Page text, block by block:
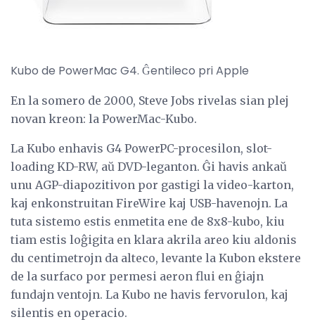
Kubo de PowerMac G4. Ĝentileco pri Apple
En la somero de 2000, Steve Jobs rivelas sian plej
novan kreon: la PowerMac-Kubo.
La Kubo enhavis G4 PowerPC-procesilon, slot-
loading KD-RW, aŭ DVD-leganton. Ĝi havis ankaŭ
unu AGP-diapozitivon por gastigi la video-karton,
kaj enkonstruitan FireWire kaj USB-havenojn. La
tuta sistemo estis enmetita ene de 8x8-kubo, kiu
tiam estis loĝigita en klara akrila areo kiu aldonis
du centimetrojn da alteco, levante la Kubon ekstere
de la surfaco por permesi aeron flui en ĝiajn
fundajn ventojn. La Kubo ne havis fervorulon, kaj
silentis en operacio.